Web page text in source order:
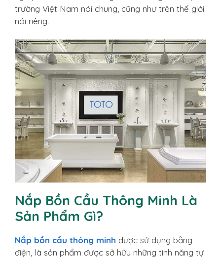
trường Việt Nam nói chung, cũng như trên thế giới
nói riêng.
Nắp Bồn Cầu Thông Minh Là
Sản Phẩm Gì?
Nắp bồn cầu thông minh được sử dụng bằng
điện, là sản phẩm được sở hữu những tính năng tự